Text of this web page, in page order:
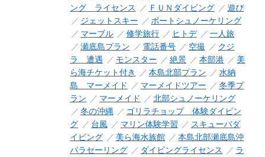
ング ライセンス
ＦＵＮダイビング
遊び
ジェットスキー
ボートシュノーケリング
マーブル
修学旅行 ヒトデ
一人旅
瀬底島プラン
電話番号 空撮
クジ
ラ 遭遇
モンスター 絶景 本部港
美
ら海チケット付き
本島北部プラン
水納
島 マーメイド
マーメイドツアー
冬季プ
ラン
マーメイド
北部シュノーケリング
冬の沖縄
ゴリラチョップ 体験ダイビン
グ
台風 マリン体験学習
スキューバダ
イビング
美ら海水族館
本島北部瀬底島沖
パラセーリング
ダイビングライセンス
ラ